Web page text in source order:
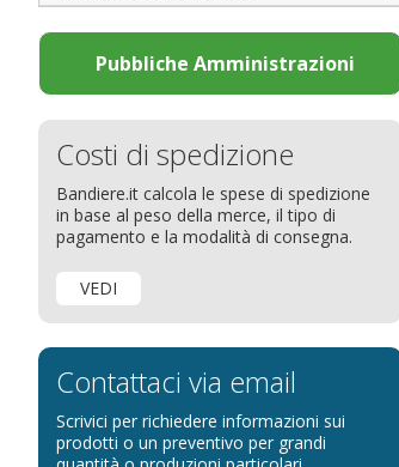
Bandiere Pubblicitarie
Natale e altre festività
Bandiere etniche e religiose
Bandiere per sbandieratori
Bandiere per barche
Bandiere per hotel
Bandiere per eventi
Bandiere per biciclette
Bandiere per autosaloni
Bandiere Palio
Bandiere per enti pubblici
Bandiere per riserve naturali e parchi
La bandiera
Come disporre le bandiere
Dimensioni delle bandiere
Come piegare il tricolore
Pubbliche Amministrazioni
Costi di spedizione
Bandiere.it calcola le spese di spedizione
in base al peso della merce, il tipo di
pagamento e la modalità di consegna.
VEDI
Contattaci via email
Scrivici per richiedere informazioni sui
prodotti o un preventivo per grandi